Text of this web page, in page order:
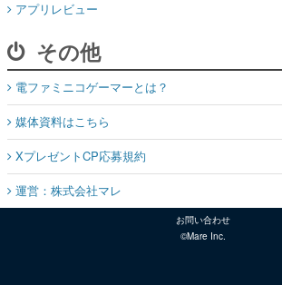
アプリレビュー
その他
電ファミニコゲーマーとは？
媒体資料はこちら
XプレゼントCP応募規約
運営：株式会社マレ
お問い合わせ
©Mare Inc.